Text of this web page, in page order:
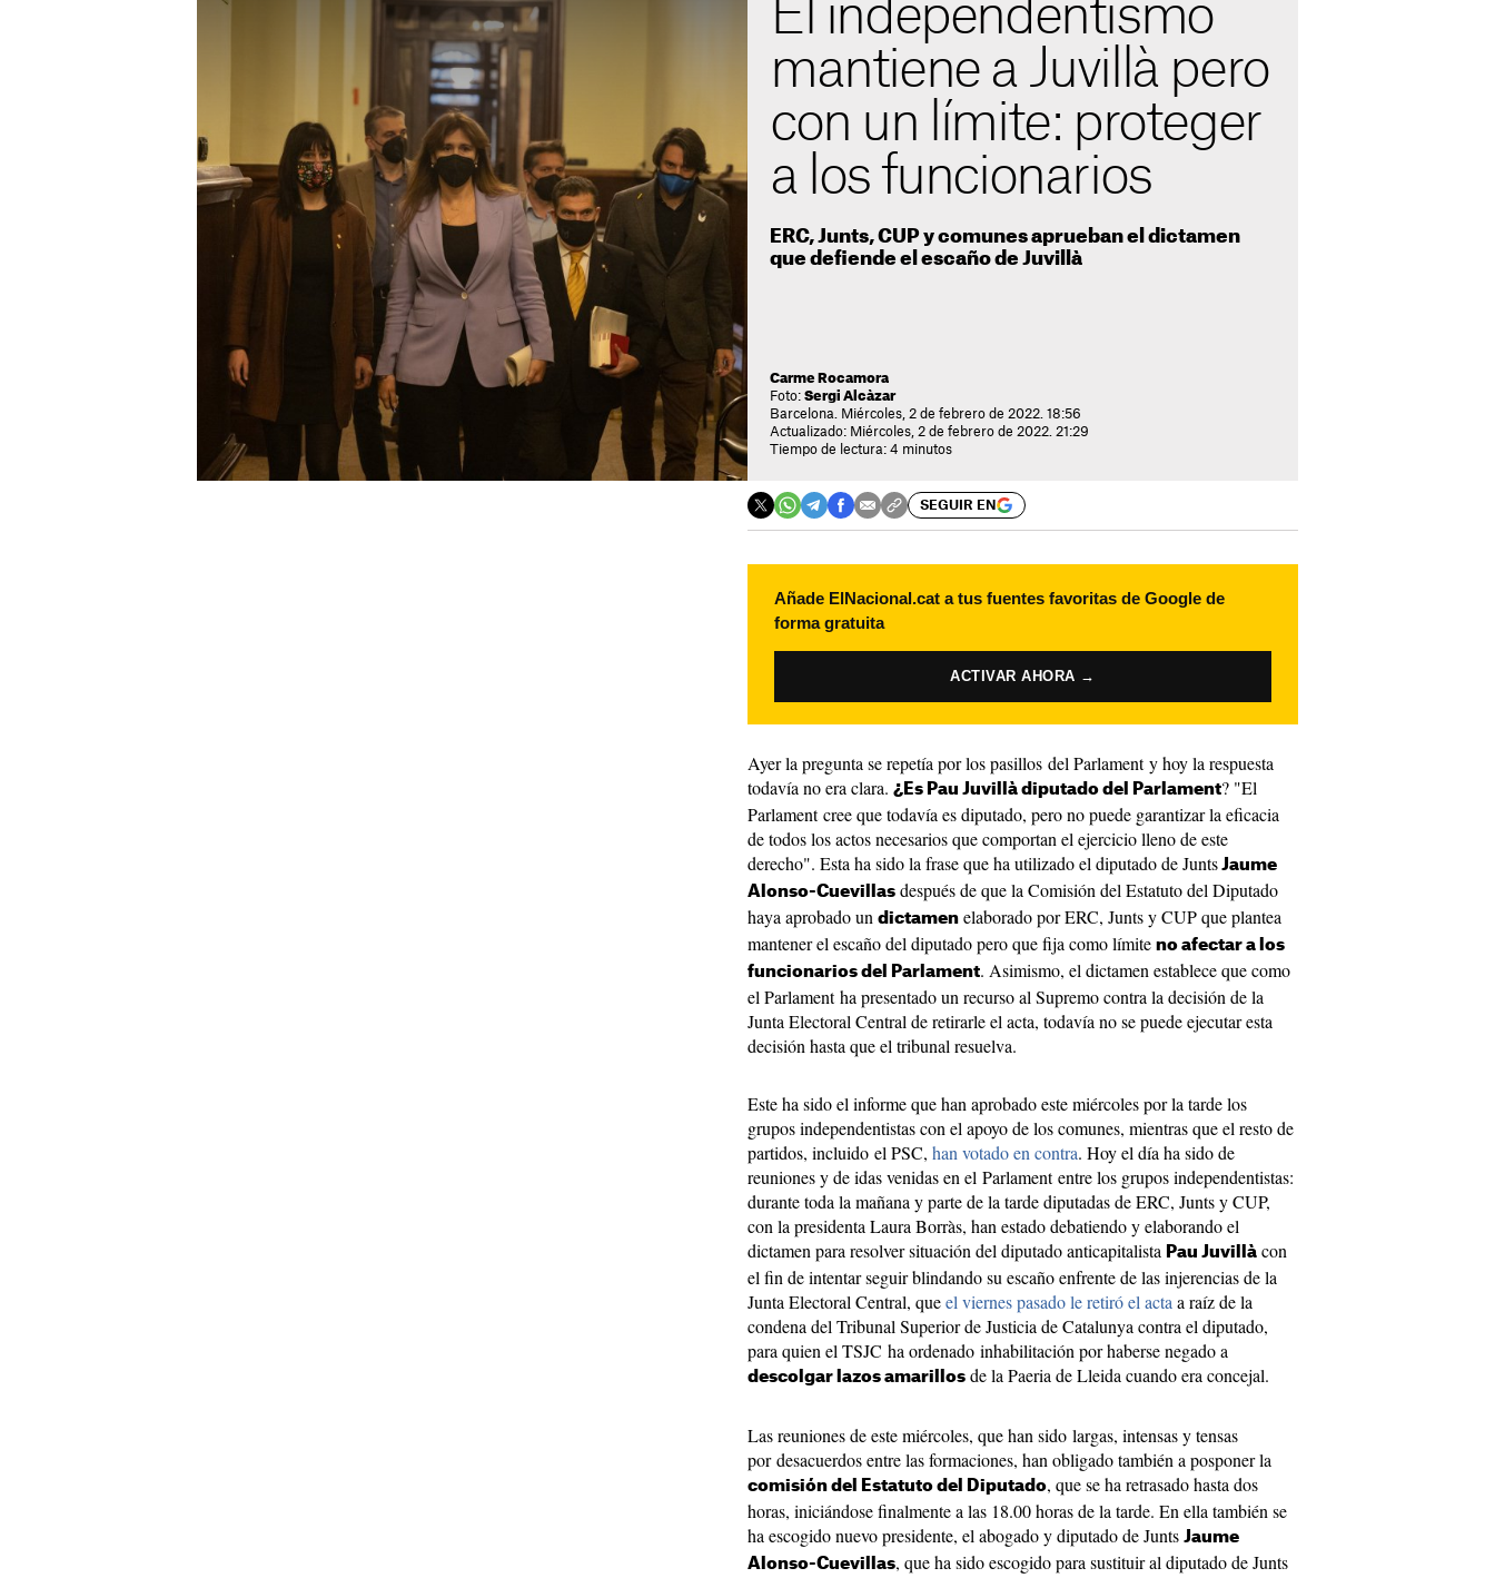
El independentismo
mantiene a Juvillà pero
con un límite: proteger
a los funcionarios
ERC, Junts, CUP y comunes aprueban el dictamen
que defiende el escaño de Juvillà
Carme Rocamora
Foto: Sergi Alcàzar
Barcelona. Miércoles, 2 de febrero de 2022. 18:56
Actualizado: Miércoles, 2 de febrero de 2022. 21:29
Tiempo de lectura: 4 minutos
SEGUIR EN
Añade ElNacional.cat a tus fuentes favoritas de Google de
forma gratuita
ACTIVAR AHORA →
Ayer la pregunta se repetía por los pasillos del Parlament y hoy la respuesta
todavía no era clara. ¿Es Pau Juvillà diputado del Parlament? "El
Parlament cree que todavía es diputado, pero no puede garantizar la eficacia
de todos los actos necesarios que comportan el ejercicio lleno de este
derecho". Esta ha sido la frase que ha utilizado el diputado de Junts Jaume
Alonso-Cuevillas después de que la Comisión del Estatuto del Diputado
haya aprobado un dictamen elaborado por ERC, Junts y CUP que plantea
mantener el escaño del diputado pero que fija como límite no afectar a los
funcionarios del Parlament. Asimismo, el dictamen establece que como
el Parlament ha presentado un recurso al Supremo contra la decisión de la
Junta Electoral Central de retirarle el acta, todavía no se puede ejecutar esta
decisión hasta que el tribunal resuelva.
Este ha sido el informe que han aprobado este miércoles por la tarde los
grupos independentistas con el apoyo de los comunes, mientras que el resto de
partidos, incluido el PSC, han votado en contra. Hoy el día ha sido de
reuniones y de idas venidas en el Parlament entre los grupos independentistas:
durante toda la mañana y parte de la tarde diputadas de ERC, Junts y CUP,
con la presidenta Laura Borràs, han estado debatiendo y elaborando el
dictamen para resolver situación del diputado anticapitalista Pau Juvillà con
el fin de intentar seguir blindando su escaño enfrente de las injerencias de la
Junta Electoral Central, queel viernes pasado le retiró el acta a raíz de la
condena del Tribunal Superior de Justicia de Catalunya contra el diputado,
para quien el TSJC ha ordenado inhabilitación por haberse negado a
descolgar lazos amarillos de la Paeria de Lleida cuando era concejal.
Las reuniones de este miércoles, que han sido largas, intensas y tensas
por desacuerdos entre las formaciones, han obligado también a posponer la
comisión del Estatuto del Diputado, que se ha retrasado hasta dos
horas, iniciándose finalmente a las 18.00 horas de la tarde. En ella también se
ha escogido nuevo presidente, el abogado y diputado de Junts Jaume
Alonso-Cuevillas, que ha sido escogido para sustituir al diputado de Junts